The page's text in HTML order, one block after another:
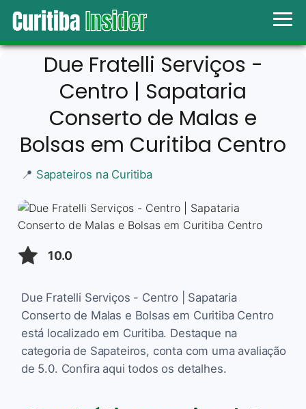
Due Fratelli Serviços -
Centro | Sapataria
Conserto de Malas e
Bolsas em Curitiba Centro
📍 Sapateiros na Curitiba
10.0
Due Fratelli Serviços - Centro | Sapataria
Conserto de Malas e Bolsas em Curitiba Centro
está localizado em Curitiba. Destaque na
categoria de Sapateiros, conta com uma avaliação
de 5.0. Confira aqui todos os detalhes.